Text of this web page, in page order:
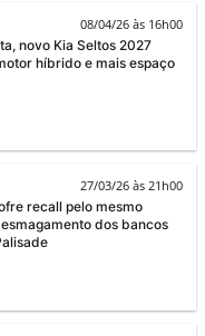
08/04/26 às 16h00
novo Kia Seltos 2027
híbrido e mais espaço
27/03/26 às 21h00
recall pelo mesmo
dos bancos